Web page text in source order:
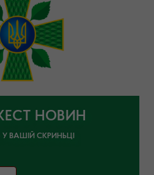
НОВИН
У ВАШІЙ СКРИНЬЦІ